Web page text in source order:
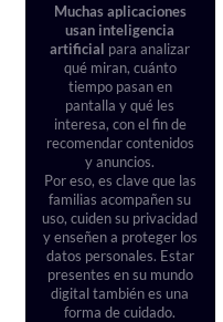
Muchas aplicaciones
usan inteligencia
artificial para analizar
qué miran, cuánto
tiempo pasan en
pantalla y qué les
interesa, con el fin de
recomendar contenidos
y anuncios.
Por eso, es clave que las
familias acompañen su
uso, cuiden su privacidad
y enseñen a proteger los
datos personales. Estar
presentes en su mundo
digital también es una
forma de cuidado.